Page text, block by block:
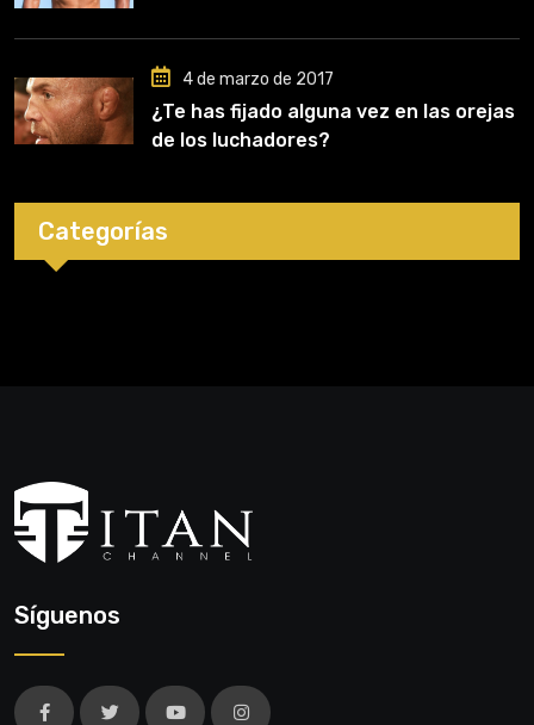
4 de marzo de 2017
¿Te has fijado alguna vez en las orejas
de los luchadores?
Categorías
Síguenos